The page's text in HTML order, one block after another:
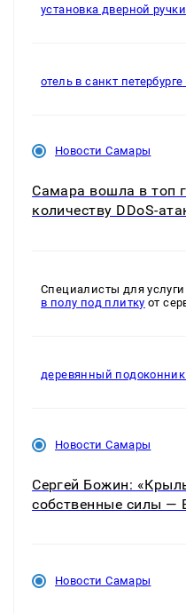
установка дверной
отель в санкт
Новости Самары
Самара вошла в топ
количеству DDoS-
Специалисты для
в полу под плитку от
деревянный
Новости Самары
Сергей Божин:
собственные силы —
Новости Самары